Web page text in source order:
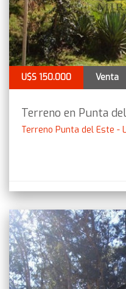
U$S 150.000 Venta
Terreno en Punta
Terreno Punta del Este -